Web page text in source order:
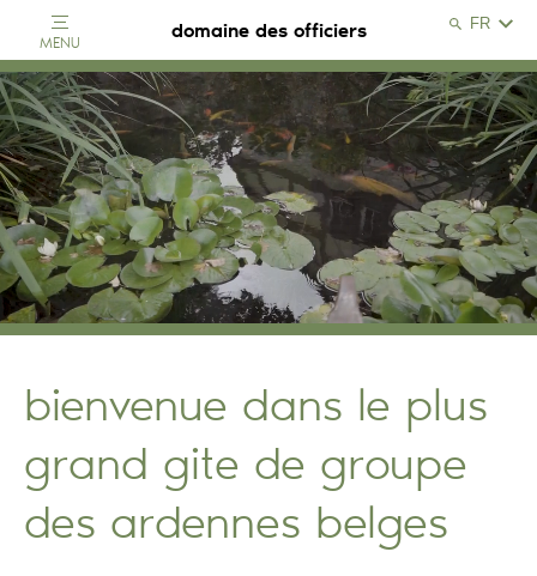
MENU domaine des officiers
Search Close
bienvenue dans le plus
grand gite de groupe
des ardennes belges